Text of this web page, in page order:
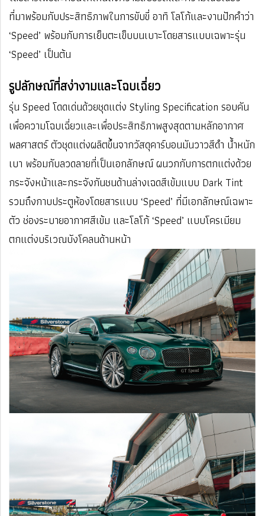
ที่มาพร้อมกับประสิทธิภาพในการขับขี่ อาทิ โลโก้และงานปักคำว่า
‘Speed’ พร้อมกับการเย็บตะเข็บบนเบาะโดยสารแบบเฉพาะรุ่น
‘Speed’ เป็นต้น
รูปลักษณ์ที่สง่างามและโฉบเฉี่ยว
รุ่น Speed โดดเด่นด้วยชุดแต่ง Styling Specification รอบคัน
เพื่อความโฉบเฉี่ยวและเพื่อประสิทธิภาพสูงสุดตามหลักอากาศ
พลศาสตร์ ตัวชุดแต่งผลิตขึ้นจากวัสดุคาร์บอนมันวาวสีดำ น้ำหนัก
เบา พร้อมกับลวดลายที่เป็นเอกลักษณ์ ผนวกกับการตกแต่งด้วย
กระจังหน้าและกระจังกันชนด้านล่างเฉดสีเข้มแบบ Dark Tint
รวมถึงกาบประตูห้องโดยสารแบบ ‘Speed’ ที่มีเอกลักษณ์เฉพาะ
ตัว ช่องระบายอากาศสีเข้ม และโลโก้ ‘Speed’ แบบโครเมียม
ตกแต่งบริเวณบังโคลนด้านหน้า